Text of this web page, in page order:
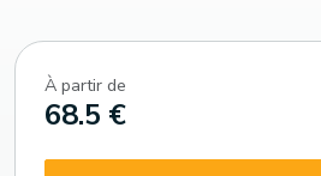
À partir de
68.5 €